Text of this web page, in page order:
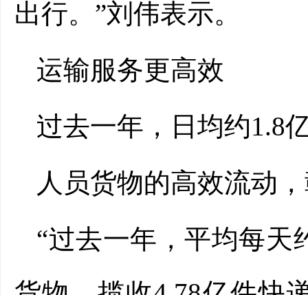
出行。”刘伟表示。
运输服务更高效
过去一年，日均约1.8
人员货物的高效流动
“过去一年，平均每天